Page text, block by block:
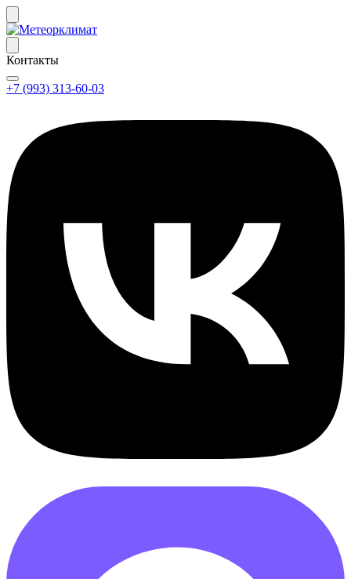
Контакты
+7 (993) 313-60-03